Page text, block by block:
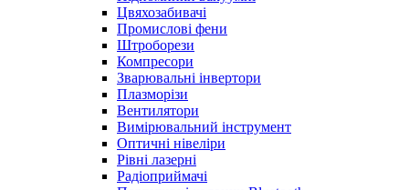
Цвяхозабивачі
Промислові фени
Штроборези
Компресори
Зварювальні інвертори
Плазморізи
Вентилятори
Вимірювальний інструмент
Оптичні нівеліри
Рівні лазерні
Радіоприймачі